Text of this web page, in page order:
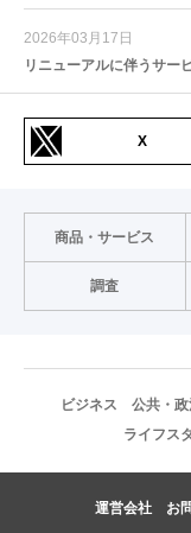
2026年03月17日
リニューアルに伴うサー
X
商品・サービス
調査
ビジネス 公共・
ライフス
運営会社 お